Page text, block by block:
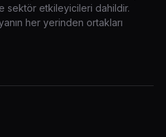
sektör etkileyicileri dahildir.
her yerinden ortakları